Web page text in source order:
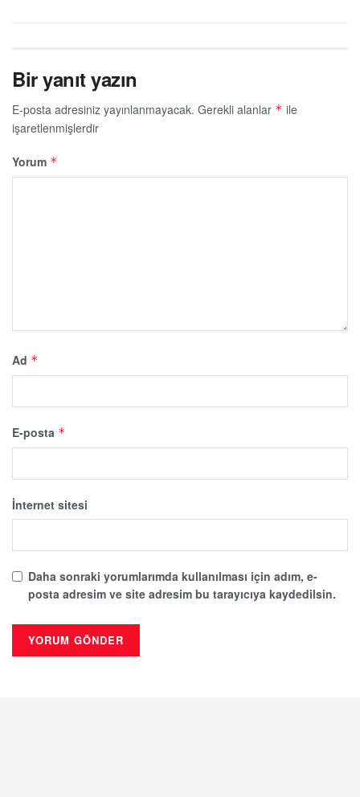
Bir yanıt yazın
E-posta adresiniz yayınlanmayacak. Gerekli alanlar * ile
işaretlenmişlerdir
Yorum *
Ad *
E-posta *
İnternet sitesi
Daha sonraki yorumlarımda kullanılması için adım, e-
posta adresim ve site adresim bu tarayıcıya kaydedilsin.